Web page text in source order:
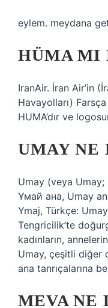
eylem. meydana
HÜMA MI
IranAir. İran Air’in
Havayolları)
HUMA’dır ve
UMAY NE
Umay (veya Umay; Eski
Ұмай aна, Umay
Ymaj, Türkçe:
Tengricilik’te
kadınların,
Umay, çeşitli diğer
ana tanrıçalarına
MEVA NE